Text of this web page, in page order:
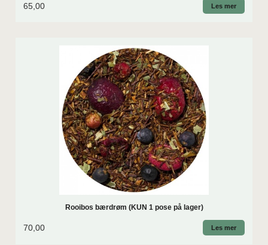
65,00 Les mer
Rooibos bærdrøm (KUN 1 pose på lager)
70,00 Les mer